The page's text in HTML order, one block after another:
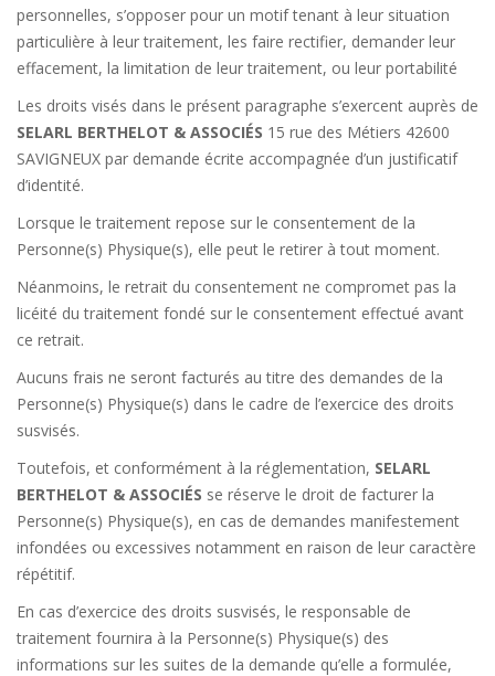
personnelles, s’opposer pour un motif tenant à leur situation
particulière à leur traitement, les faire rectifier, demander leur
effacement, la limitation de leur traitement, ou leur portabilité
Les droits visés dans le présent paragraphe s’exercent auprès de
SELARL BERTHELOT & ASSOCIÉS 15 rue des Métiers 42600
SAVIGNEUX par demande écrite accompagnée d’un justificatif
d’identité.
Lorsque le traitement repose sur le consentement de la
Personne(s) Physique(s), elle peut le retirer à tout moment.
Néanmoins, le retrait du consentement ne compromet pas la
licéité du traitement fondé sur le consentement effectué avant
ce retrait.
Aucuns frais ne seront facturés au titre des demandes de la
Personne(s) Physique(s) dans le cadre de l’exercice des droits
susvisés.
Toutefois, et conformément à la réglementation, SELARL
BERTHELOT & ASSOCIÉS se réserve le droit de facturer la
Personne(s) Physique(s), en cas de demandes manifestement
infondées ou excessives notamment en raison de leur caractère
répétitif.
En cas d’exercice des droits susvisés, le responsable de
traitement fournira à la Personne(s) Physique(s) des
informations sur les suites de la demande qu’elle a formulée,